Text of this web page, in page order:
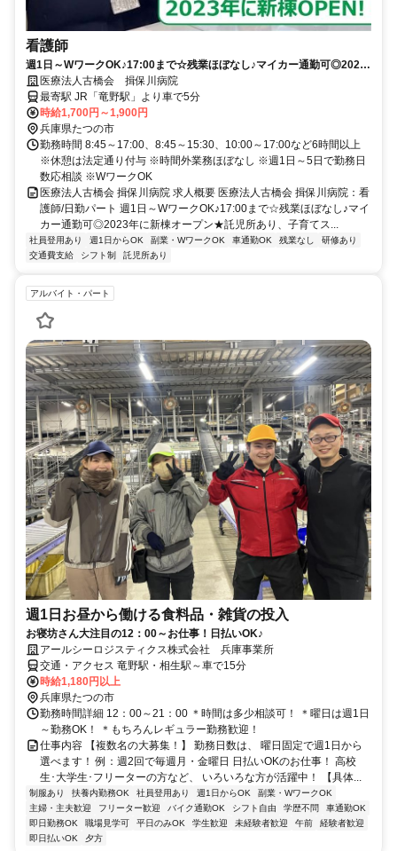
看護師
週1日～WワークOK♪17:00まで☆残業ほぼなし♪マイカー通勤可◎2023
年に新棟オープン★託児所あり、子育てスタッフ活躍中【たつの市、精
神科病院/病棟、竜野駅、看護師、日勤パート】
医療法人古橋会 揖保川病院
最寄駅 JR「竜野駅」より車で5分
時給1,700円～1,900円
兵庫県たつの市
勤務時間 8:45～17:00、8:45～15:30、10:00～17:00など6時間以上
※休憩は法定通り付与 ※時間外業務ほぼなし ※週1日～5日で勤務日
数応相談 ※WワークOK
医療法人古橋会 揖保川病院 求人概要 医療法人古橋会 揖保川病院：看
護師/日勤パート 週1日～WワークOK♪17:00まで☆残業ほぼなし♪マイ
カー通勤可◎2023年に新棟オープン★託児所あり、子育てス...
社員登用あり 週1日からOK 副業・WワークOK 車通勤OK 残業なし
研修あり
交通費支給
シフト制 託児所あり
アルバイト・パート
週1日お昼から働ける食料品・雑貨の投入
お寝坊さん大注目の12：00～お仕事！日払いOK♪
アールシーロジスティクス株式会社 兵庫事業所
交通・アクセス 竜野駅・相生駅～車で15分
時給1,180円以上
兵庫県たつの市
勤務時間詳細 12：00～21：00 ＊時間は多少相談可！ ＊曜日は週1日
～勤務OK！ ＊もちろんレギュラー勤務歓迎！
仕事内容 【複数名の大募集！】 勤務日数は、 曜日固定で週1日から
選べます！ 例：週2回で毎週月・金曜日 日払いOKのお仕事！ 高校
生･大学生･フリーターの方など、 いろいろな方が活躍中！ 【具体...
制服あり 扶養内勤務OK 社員登用あり 週1日からOK
副業・WワークOK
主婦・主夫歓迎
フリーター歓迎 バイク通勤OK シフト自由 学歴不問
車通勤OK
即日勤務OK
職場見学可 平日のみOK 学生歓迎 未経験者歓迎 午前
経験者歓迎
即日払いOK
夕方